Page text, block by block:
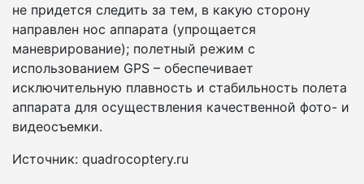
не придется следить за тем, в какую сторону
направлен нос аппарата (упрощается
маневрирование); полетный режим с
использованием GPS – обеспечивает
исключительную плавность и стабильность полета
аппарата для осуществления качественной фото- и
видеосъемки.
Источник: quadrocoptery.ru